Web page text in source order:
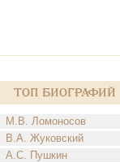
Топ Биографий
М.В. Ломоносов
В.А. Жуковский
А.С. Пушкин